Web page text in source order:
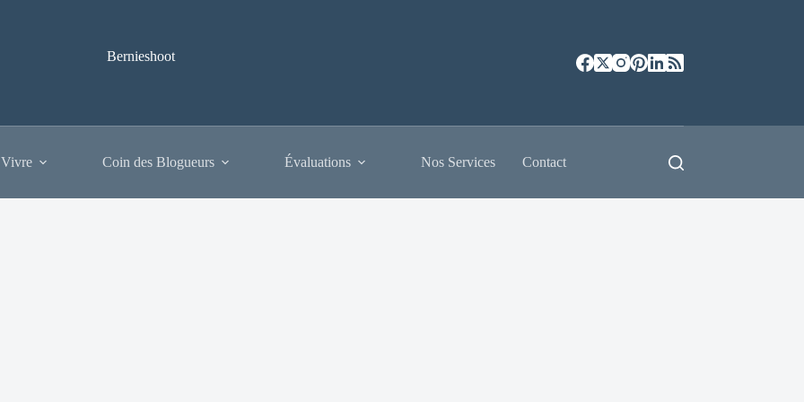
Bernieshoot
Coin des Blogueurs Évaluations Nos Services Contact